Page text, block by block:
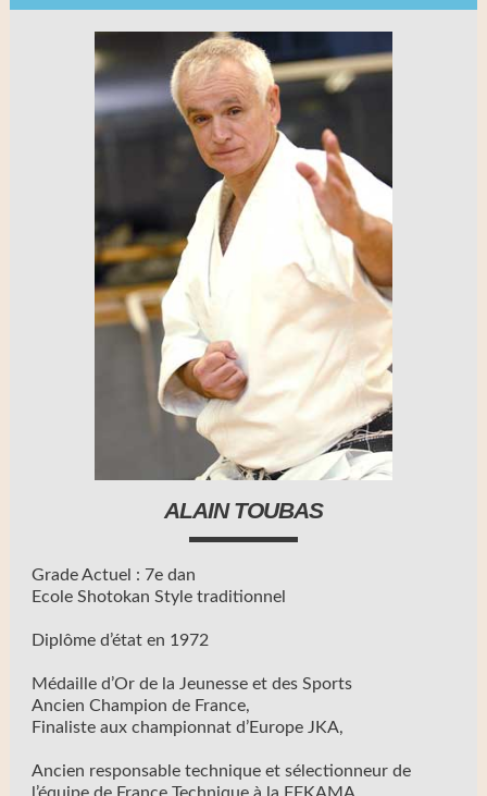
ALAIN TOUBAS
Grade Actuel : 7e dan
Ecole Shotokan Style traditionnel
Diplôme d’état en 1972
Médaille d’Or de la Jeunesse et des Sports
Ancien Champion de France,
Finaliste aux championnat d’Europe JKA,
Ancien responsable technique et sélectionneur de